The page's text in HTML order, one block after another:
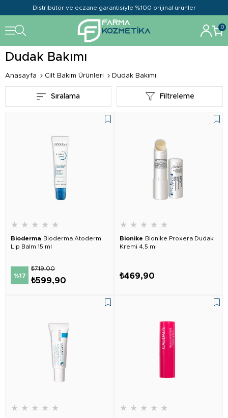
Distribütör ve eczane garantisiyle %100 orijinal ürünler
0
Dudak Bakımı
Anasayfa Cilt Bakım Ürünleri Dudak Bakımı
Filtreleme
Sıralama
★ ★ ★ ★ ★
Bioderma Bioderma Atoderm
Lip Balm 15 ml
%17
₺599,90
₺719,00
★ ★ ★ ★ ★
Bionike Bionike Proxera Dudak
Kremi 4,5 ml
₺469,90
★ ★ ★ ★ ★ ★ ★ ★ ★ ★